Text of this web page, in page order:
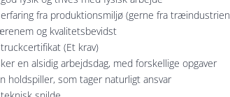
fra produktionsmiljø (gerne fra
og kvalitetsbevidst
(Et krav)
en alsidig arbejdsdag, med forskellige opgaver
holdspiller, som tager naturligt ansvar